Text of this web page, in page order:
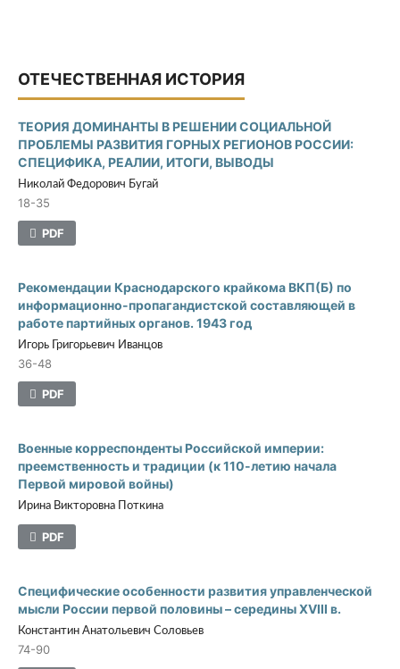
ОТЕЧЕСТВЕННАЯ ИСТОРИЯ
ТЕОРИЯ ДОМИНАНТЫ В РЕШЕНИИ СОЦИАЛЬНОЙ
ПРОБЛЕМЫ РАЗВИТИЯ ГОРНЫХ РЕГИОНОВ РОССИИ:
СПЕЦИФИКА, РЕАЛИИ, ИТОГИ, ВЫВОДЫ
Николай Федорович Бугай
18-35
PDF
Рекомендации Краснодарского крайкома ВКП(Б) по
информационно-пропагандистской составляющей в
работе партийных органов. 1943 год
Игорь Григорьевич Иванцов
36-48
PDF
Военные корреспонденты Российской империи:
преемственность и традиции (к 110-летию начала
Первой мировой войны)
Ирина Викторовна Поткина
PDF
Специфические особенности развития управленческой
мысли России первой половины – середины XVIII в.
Константин Анатольевич Соловьев
74-90